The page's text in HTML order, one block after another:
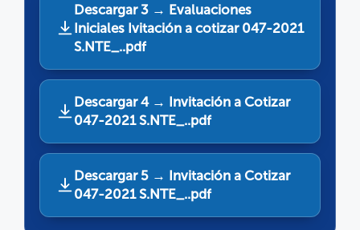
Descargar 3 → Evaluaciones
Iniciales Ivitación a cotizar 047-2021
S.NTE_..pdf
Descargar 4 → Invitación a Cotizar
047-2021 S.NTE_..pdf
Descargar 5 → Invitación a Cotizar
047-2021 S.NTE_..pdf